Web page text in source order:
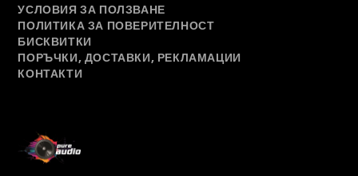
УСЛОВИЯ ЗА ПОЛЗВАНЕ
ПОЛИТИКА ЗА ПОВЕРИТЕЛНОСТ
БИСКВИТКИ
ПОРЪЧКИ, ДОСТАВКИ, РЕКЛАМАЦИИ
КОНТАКТИ